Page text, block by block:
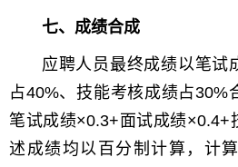
七、成绩合成
应聘人员最终成绩以笔试
占40%、技能考核成绩占30%
笔试成绩×0.3+面试成绩×0.4+
述成绩均以百分制计算，计